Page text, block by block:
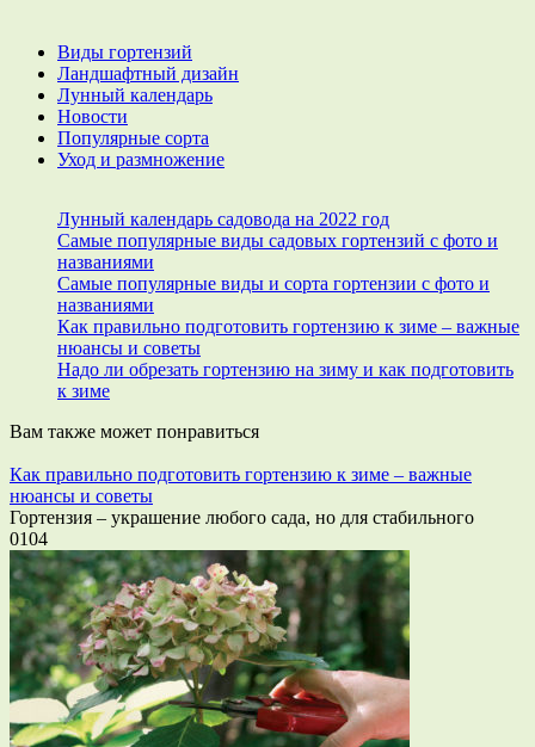
Виды гортензий
Ландшафтный дизайн
Лунный календарь
Новости
Популярные сорта
Уход и размножение
Лунный календарь садовода на 2022 год
Самые популярные виды садовых гортензий с фото и
названиями
Самые популярные виды и сорта гортензии с фото и
названиями
Как правильно подготовить гортензию к зиме – важные
нюансы и советы
Надо ли обрезать гортензию на зиму и как подготовить
к зиме
Вам также может понравиться
Как правильно подготовить гортензию к зиме – важные
нюансы и советы
Гортензия – украшение любого сада, но для стабильного
0104